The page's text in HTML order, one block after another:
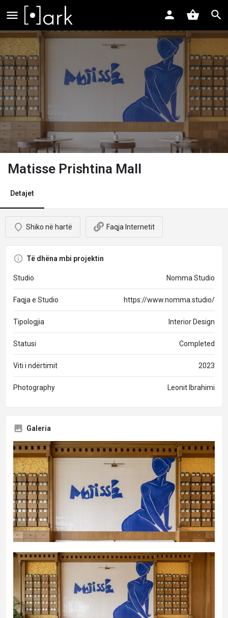
Matisse Prishtina Mall
Detajet
Shiko në hartë Faqja Internetit
Të dhëna mbi projektin
Studio Nomma Studio
Faqja e Studio https://www.nomma.studio/
Tipologjia Interior Design
Statusi Completed
Viti i ndërtimit 2023
Photography Leonit Ibrahimi
Galeria